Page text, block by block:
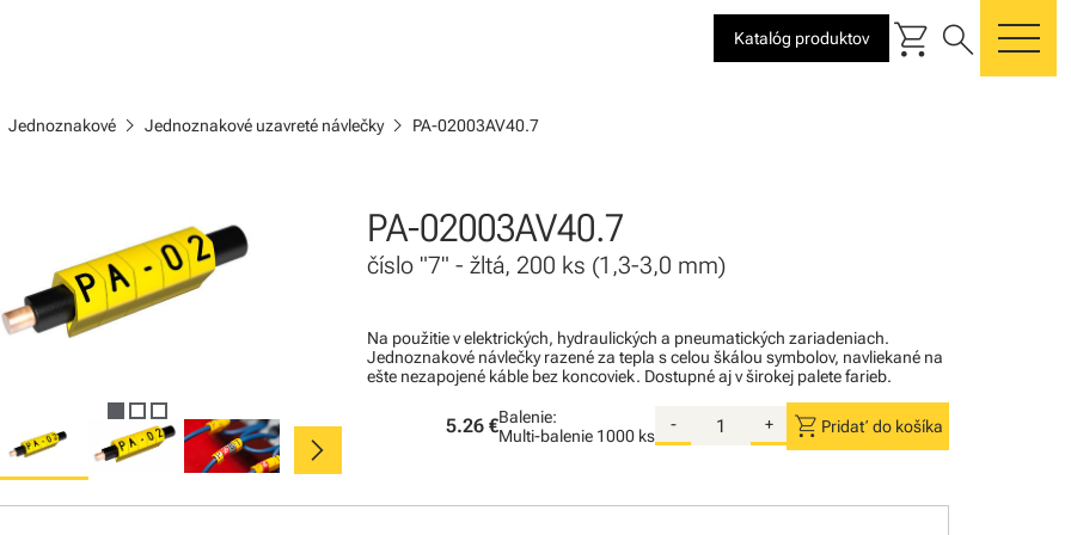
Katalóg produktov shopping_cart search
Jednoznakové chevron_right Jednoznakové uzavreté návlečkychevron_right PA-02003AV40.7
chevron_right
PA-02003AV40.7
číslo "7" - žltá, 200 ks (1,3-3,0 mm)
Na použitie v elektrických, hydraulických a pneumatických zariadeniach.
Jednoznakové návlečky razené za tepla s celou škálou symbolov, navliekané na
ešte nezapojené káble bez koncoviek. Dostupné aj v širokej palete farieb.
5.26 €Balenie:
Multi-balenie 1000 ks
- + shopping_cart Pridať do košíka